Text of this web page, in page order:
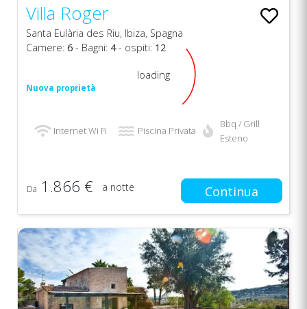
Villa Roger
Santa Eulària des Riu, Ibiza, Spagna
Camere: 6 - Bagni: 4- ospiti: 12
Nuova proprietà
loading
Internet Wi Fi Piscina Privata
Bbq / Grill
Esteno
Da 1.866 € a notte Continua